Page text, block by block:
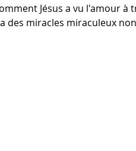
des miracles miraculeux